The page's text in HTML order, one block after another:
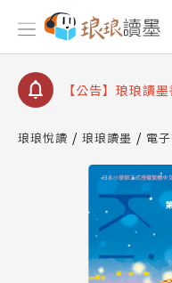
【公告】琅琅讀
【公告】琅琅讀
【公告】琅琅讀
請圖文教學
查詢
【公告】琅琅讀
琅琅悅讀 琅琅讀墨 電